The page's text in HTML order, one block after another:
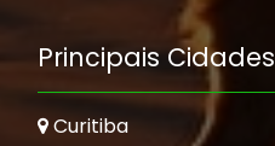
Principais Cidades
Curitiba